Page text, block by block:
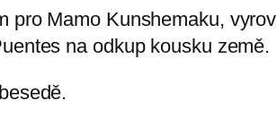
pro Mamo Kunshemaku,
na odkup kousku země.